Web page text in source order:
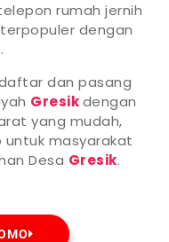
rumah jernih
dengan
dan pasang
Gresikdengan
yang mudah,
masyarakat
Desa Gresik.